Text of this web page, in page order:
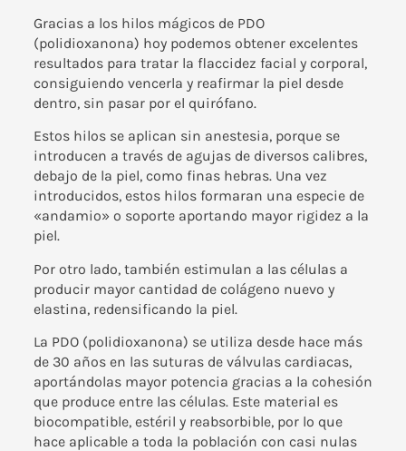
Gracias a los hilos mágicos de PDO
(polidioxanona) hoy podemos obtener excelentes
resultados para tratar la flaccidez facial y corporal,
consiguiendo vencerla y reafirmar la piel desde
dentro, sin pasar por el quirófano.
Estos hilos se aplican sin anestesia, porque se
introducen a través de agujas de diversos calibres,
debajo de la piel, como finas hebras. Una vez
introducidos, estos hilos formaran una especie de
«andamio» o soporte aportando mayor rigidez a la
piel.
Por otro lado, también estimulan a las células a
producir mayor cantidad de colágeno nuevo y
elastina, redensificando la piel.
La PDO (polidioxanona) se utiliza desde hace más
de 30 años en las suturas de válvulas cardiacas,
aportándolas mayor potencia gracias a la cohesión
que produce entre las células. Este material es
biocompatible, estéril y reabsorbible, por lo que
hace aplicable a toda la población con casi nulas